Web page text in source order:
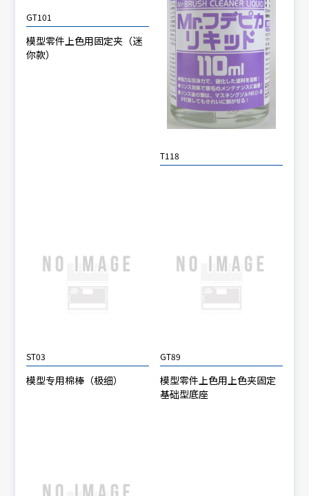
GT101
模型零件上色用固定夹（迷
你款）
T118
ST03
模型专用棉棒（极细）
GT89
模型零件上色用上色夹固定
基础型底座